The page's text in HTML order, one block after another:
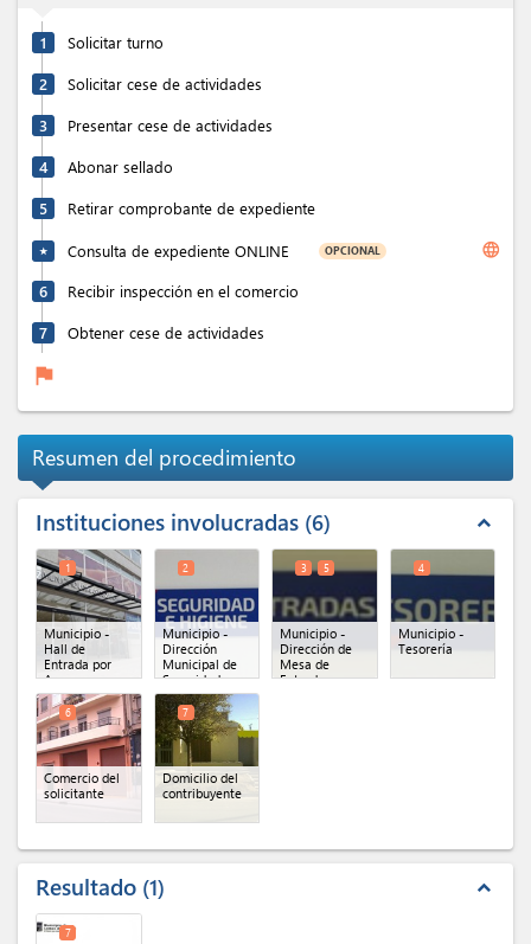
1 Solicitar turno
2 Solicitar cese de actividades
3 Presentar cese de actividades
4 Abonar sellado
5 Retirar comprobante de expediente
★ Consulta de expediente ONLINE OPCIONAL language
6 Recibir inspección en el comercio
7 Obtener cese de actividades
flag
Resumen del procedimiento
Instituciones involucradas 6 expand_less
Municipio -
Hall de
Entrada por
Azara
1
Municipio -
Dirección
Municipal de
Seguridad e
Higiene
2
Municipio -
Dirección de
Mesa de
Entradas
3 5
Municipio -
Tesorería
4
Comercio del
solicitante
6
Domicilio del
contribuyente
7
Resultado 1 expand_less
7